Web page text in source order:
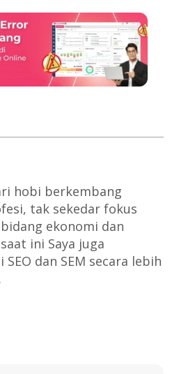
hobi berkembang
tak sekedar fokus
ekonomi dan
ini Saya juga
dan SEM secara lebih